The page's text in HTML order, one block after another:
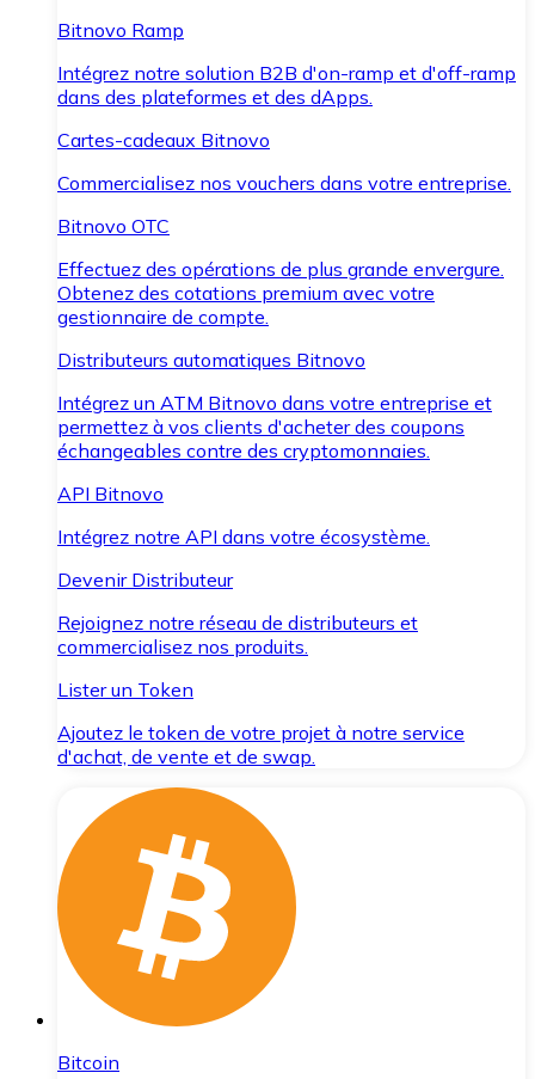
Bitnovo Ramp
Intégrez notre solution B2B d'on-ramp et d'off-ramp
dans des plateformes et des dApps.
Cartes-cadeaux Bitnovo
Commercialisez nos vouchers dans votre entreprise.
Bitnovo OTC
Effectuez des opérations de plus grande envergure.
Obtenez des cotations premium avec votre
gestionnaire de compte.
Distributeurs automatiques Bitnovo
Intégrez un ATM Bitnovo dans votre entreprise et
permettez à vos clients d'acheter des coupons
échangeables contre des cryptomonnaies.
API Bitnovo
Intégrez notre API dans votre écosystème.
Devenir Distributeur
Rejoignez notre réseau de distributeurs et
commercialisez nos produits.
Lister un Token
Ajoutez le token de votre projet à notre service
d'achat, de vente et de swap.
Bitcoin